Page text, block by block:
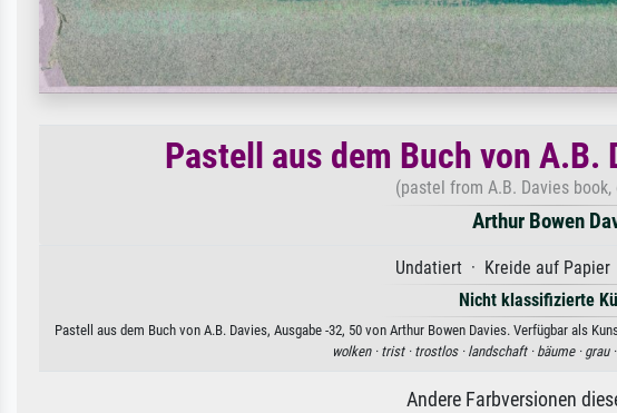
Pastell aus dem Buch von A.B.
(pastel from A.B. Davies
Arthur Bowen
Undatiert · Kreide auf Papier
Nicht klassifizierte
Pastell aus dem Buch von A.B. Davies, Ausgabe -32, 50 von Arthur Bowen Davies. Verfügbar als
wolken · trist · trostlos · landschaft · bäume · grau ·
Andere Farbversionen